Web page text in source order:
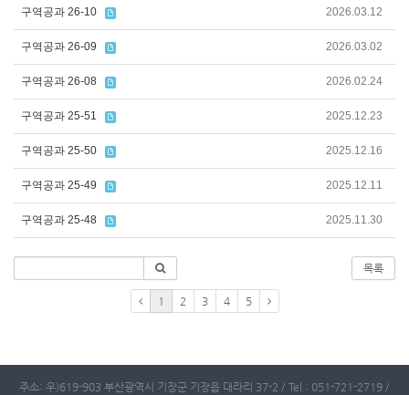
구역공과 26-10 2026.03.12
구역공과 26-09 2026.03.02
구역공과 26-08 2026.02.24
구역공과 25-51 2025.12.23
구역공과 25-50 2025.12.16
구역공과 25-49 2025.12.11
구역공과 25-48 2025.11.30
목록
1 2 3 4 5
주소: 우)619-903 부산광역시 기장군 기장읍 대라리 37-2 / Tel : 051-721-2719 /